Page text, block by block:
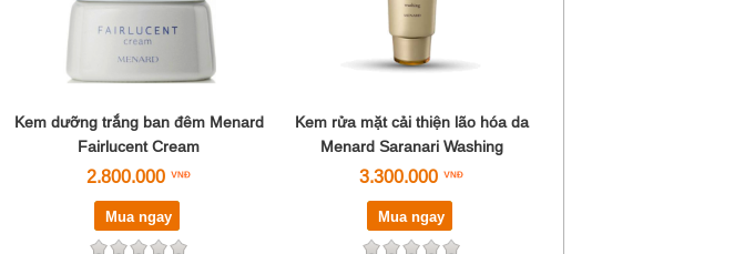
Kem dưỡng trắng ban đêm Menard
Fairlucent Cream
2.800.000
Mua ngay
Kem rửa mặt cải thiện lão hóa da
Menard Saranari Washing
3.300.000
Mua ngay